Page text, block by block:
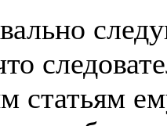
статьям